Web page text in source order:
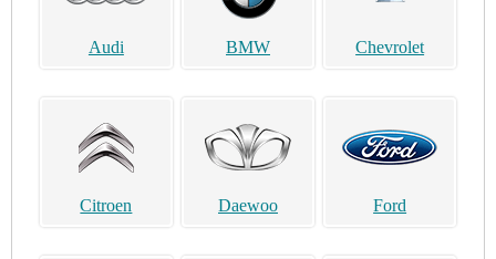
Audi BMW Chevrolet
Citroen Daewoo Ford